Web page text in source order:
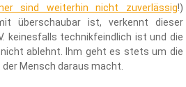
sind weiterhin nicht zuverlässig!)
überschaubar ist, verkennt dieser
keinesfalls technikfeindlich ist und die
ablehnt. Ihm geht es stets um die
Mensch daraus macht.